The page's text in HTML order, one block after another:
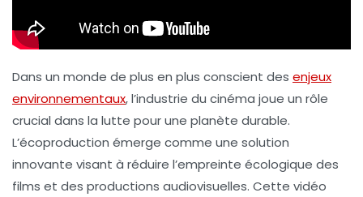
Dans un monde de plus en plus conscient des enjeux
environnementaux, l’industrie du cinéma joue un rôle
crucial dans la lutte pour une planète durable.
L’écoproduction émerge comme une solution
innovante visant à réduire l’empreinte écologique des
films et des productions audiovisuelles. Cette vidéo